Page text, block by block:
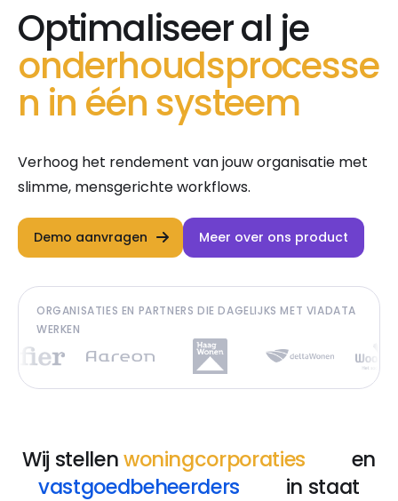
Optimaliseer al je
onderhoudsprocesse
n in één systeem
Verhoog het rendement van jouw organisatie met
slimme, mensgerichte workflows.
Demo aanvragen Meer over ons product
ORGANISATIES EN PARTNERS DIE DAGELIJKS MET VIADATA
WERKEN
Wij stellenwoningcorporaties
en
vastgoedbeheerders
in staat